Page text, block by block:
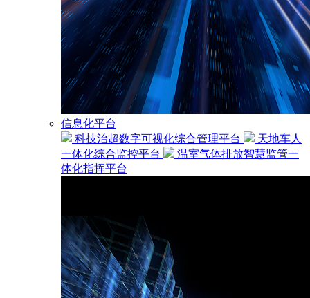
信息化平台
科技治超数字可视化综合管理平台
天地车人
一体化综合监控平台
温室气体排放智慧监管一
体化指挥平台